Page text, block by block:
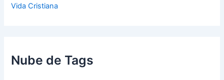
Vida Cristiana
Nube de Tags